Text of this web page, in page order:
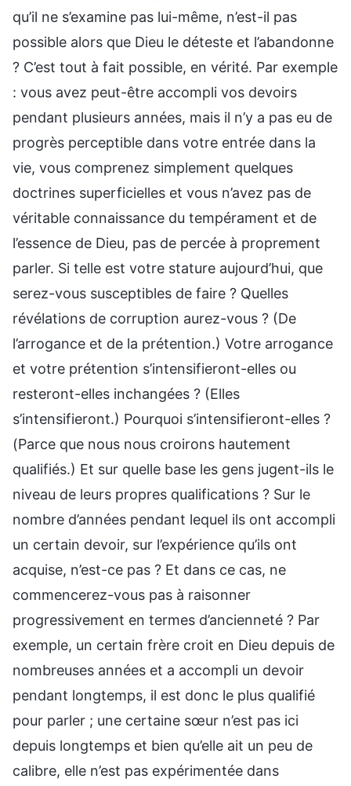
qu’il ne s’examine pas lui-même, n’est-il pas
possible alors que Dieu le déteste et l’abandonne
? C’est tout à fait possible, en vérité. Par exemple
: vous avez peut-être accompli vos devoirs
pendant plusieurs années, mais il n’y a pas eu de
progrès perceptible dans votre entrée dans la
vie, vous comprenez simplement quelques
doctrines superficielles et vous n’avez pas de
véritable connaissance du tempérament et de
l’essence de Dieu, pas de percée à proprement
parler. Si telle est votre stature aujourd’hui, que
serez-vous susceptibles de faire ? Quelles
révélations de corruption aurez-vous ? (De
l’arrogance et de la prétention.) Votre arrogance
et votre prétention s’intensifieront-elles ou
resteront-elles inchangées ? (Elles
s’intensifieront.) Pourquoi s’intensifieront-elles ?
(Parce que nous nous croirons hautement
qualifiés.) Et sur quelle base les gens jugent-ils le
niveau de leurs propres qualifications ? Sur le
nombre d’années pendant lequel ils ont accompli
un certain devoir, sur l’expérience qu’ils ont
acquise, n’est-ce pas ? Et dans ce cas, ne
commencerez-vous pas à raisonner
progressivement en termes d’ancienneté ? Par
exemple, un certain frère croit en Dieu depuis de
nombreuses années et a accompli un devoir
pendant longtemps, il est donc le plus qualifié
pour parler ; une certaine sœur n’est pas ici
depuis longtemps et bien qu’elle ait un peu de
calibre, elle n’est pas expérimentée dans